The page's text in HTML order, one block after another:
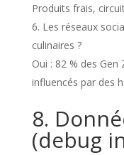
Produits frais,
Les réseaux
culinaires ?
Oui : 82 % des
influencés par des
8.
(debug